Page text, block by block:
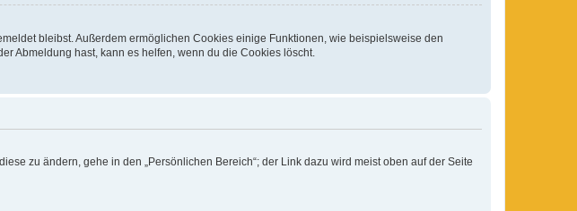
bleibst. Außerdem ermöglichen Cookies einige Funktionen, wie beispielsweise den
Abmeldung hast, kann es helfen, wenn du die Cookies löscht.
zu ändern, gehe in den „Persönlichen Bereich“; der Link dazu wird meist oben auf der Seite